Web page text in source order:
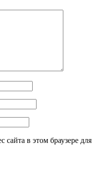
сайта в этом браузере для